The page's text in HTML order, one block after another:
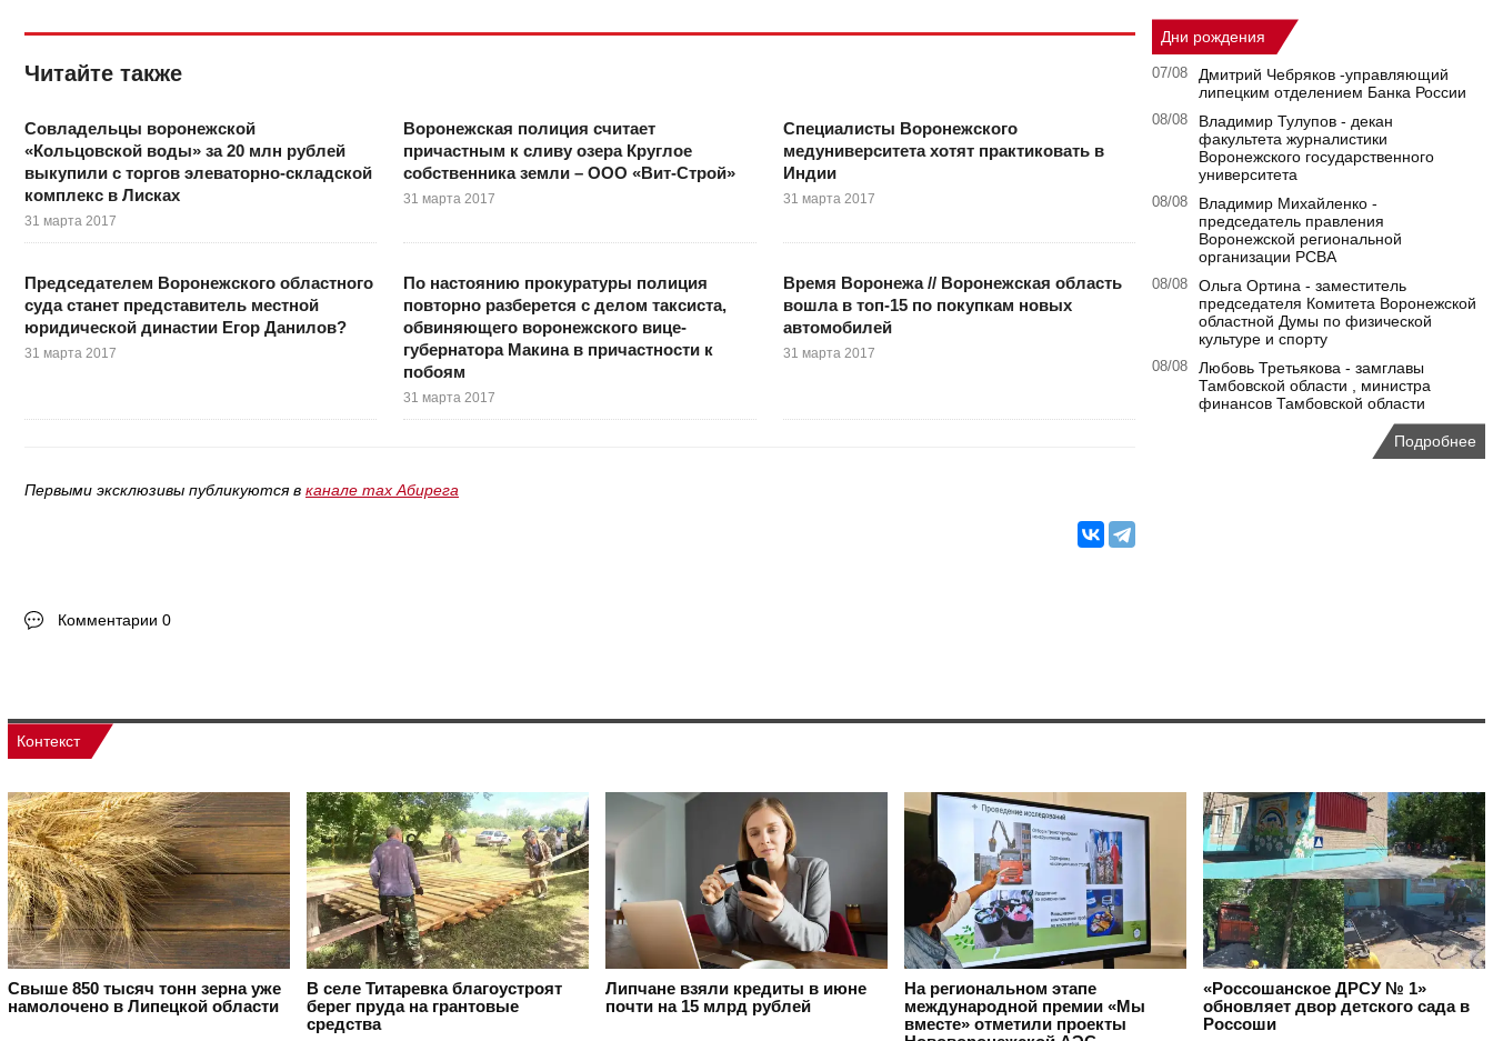
Читайте также
Совладельцы воронежской
«Кольцовской воды» за 20 млн рублей
выкупили с торгов элеваторно-складской
комплекс в Лисках
31 марта 2017
Воронежская полиция считает
причастным к сливу озера Круглое
собственника земли – ООО «Вит-Строй»
31 марта 2017
Специалисты Воронежского
медуниверситета хотят практиковать в
Индии
31 марта 2017
Председателем Воронежского областного
суда станет представитель местной
юридической династии Егор Данилов?
31 марта 2017
По настоянию прокуратуры полиция
повторно разберется с делом таксиста,
обвиняющего воронежского вице-
губернатора Макина в причастности к
побоям
31 марта 2017
Время Воронежа // Воронежская область
вошла в топ-15 по покупкам новых
автомобилей
31 марта 2017
Первыми эксклюзивы публикуются в канале max Абирега
Комментарии 0
Дни рождения
07/08
Дмитрий Чебряков -управляющий
липецким отделением Банка России
08/08
Владимир Тулупов - декан
факультета журналистики
Воронежского государственного
университета
08/08
Владимир Михайленко -
председатель правления
Воронежской региональной
организации РСВА
08/08
Ольга Ортина - заместитель
председателя Комитета Воронежской
областной Думы по физической
культуре и спорту
08/08
Любовь Третьякова - замглавы
Тамбовской области , министра
финансов Тамбовской области
Подробнее
Контекст
Свыше 850 тысяч тонн зерна уже
намолочено в Липецкой области
В селе Титаревка благоустроят
берег пруда на грантовые
средства
Липчане взяли кредиты в июне
почти на 15 млрд рублей
На региональном этапе
международной премии «Мы
вместе» отметили проекты
«Россошанское ДРСУ № 1»
обновляет двор детского сада в
Россоши